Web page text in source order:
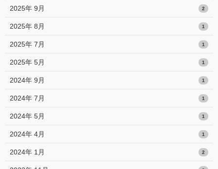
2025年 9月 2
2025年 8月 1
2025年 7月 1
2025年 5月 1
2024年 9月 1
2024年 7月 1
2024年 5月 1
2024年 4月 1
2024年 1月 2